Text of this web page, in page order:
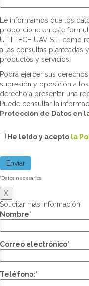
Le informamos que los
proporcione en este
UTILTECH UAV S.L. como
a las consultas planteadas
productos y servicios.
Podrá ejercer sus
supresión y oposición a
derecho a presentar una
Puede consultar la
Protección de Datos en
He leído y acepto la
*Datos necesarios
X
Solicitar más información
Nombre*
Correo electrónico*
Teléfono:*